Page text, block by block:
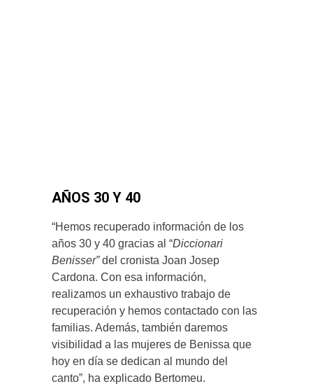
AÑOS 30 Y 40
“Hemos recuperado información de los
años 30 y 40 gracias al “Diccionari
Benisser”del cronista Joan Josep
Cardona. Con esa información,
realizamos un exhaustivo trabajo de
recuperación y hemos contactado con las
familias. Además, también daremos
visibilidad a las mujeres de Benissa que
hoy en día se dedican al mundo del
canto”, ha explicado Bertomeu.